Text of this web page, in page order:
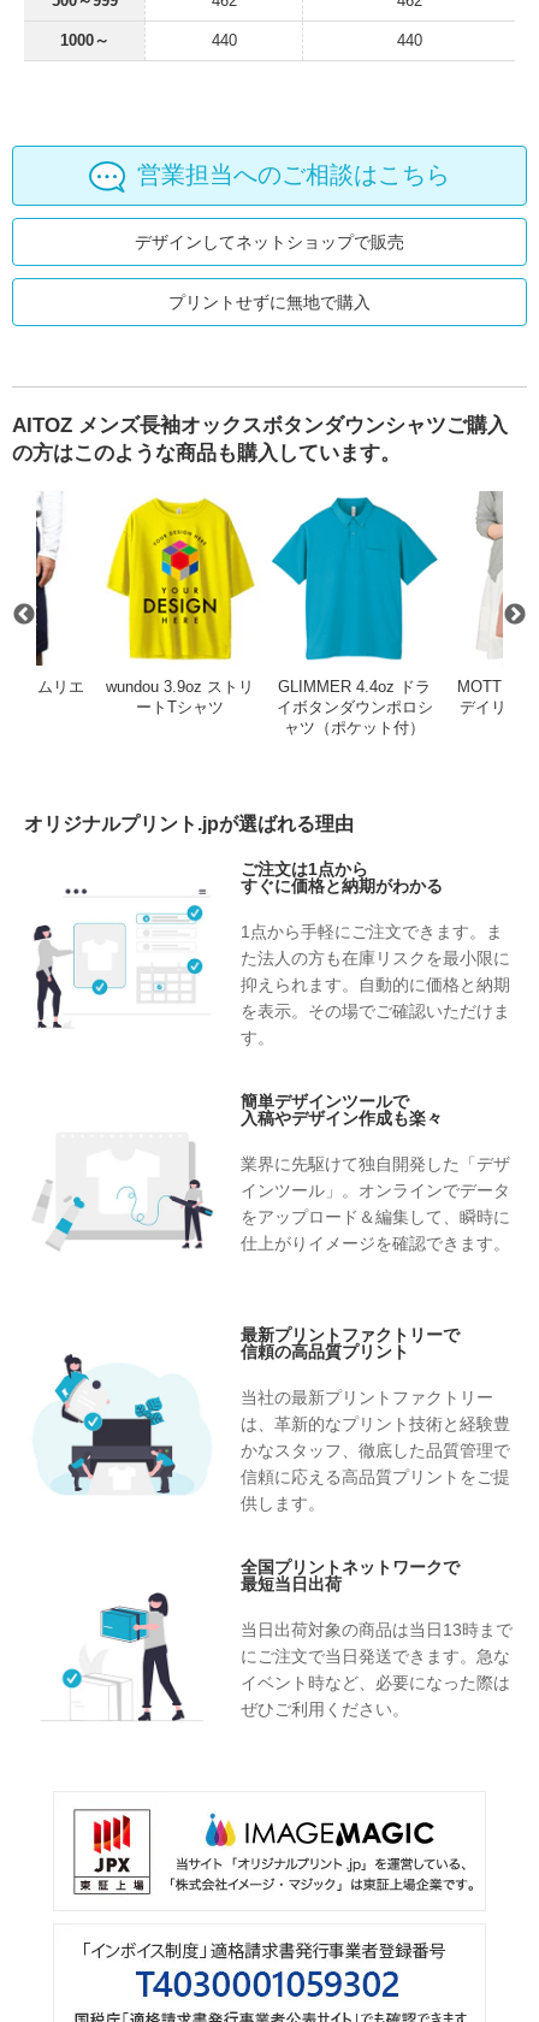
1000～ 440 440
営業担当へのご相談はこちら
デザインしてネットショップで販売
プリントせずに無地で購入
AITOZ メンズ長袖オックスボタンダウンシャツご購入
の方はこのような商品も購入しています。
ドライポロシャツ
ソムリエ
D-FACTORY ソムリエエプロン
wundou 3.9oz ストリ
ートTシャツ
wundou 3.9oz ストリートTシャツ
GLIMMER 4.4oz ドラ
イボタンダウンポロシ
ャツ（ポケット付）
GLIMMER
デイリー
オリジナルプリント.jpが選ばれる理由
ご注文は1点から
すぐに価格と納期がわかる
1点から手軽にご注文できます。ま
た法人の方も在庫リスクを最小限に
抑えられます。自動的に価格と納期
を表示。その場でご確認いただけま
す。
簡単デザインツールで
入稿やデザイン作成も楽々
業界に先駆けて独自開発した「デザ
インツール」。オンラインでデータ
をアップロード＆編集して、瞬時に
仕上がりイメージを確認できます。
最新プリントファクトリーで
信頼の高品質プリント
当社の最新プリントファクトリー
は、革新的なプリント技術と経験豊
かなスタッフ、徹底した品質管理で
信頼に応える高品質プリントをご提
供します。
全国プリントネットワークで
最短当日出荷
当日出荷対象の商品は当日13時まで
にご注文で当日発送できます。急な
イベント時など、必要になった際は
ぜひご利用ください。